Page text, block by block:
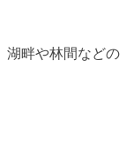
湖畔や林間などの